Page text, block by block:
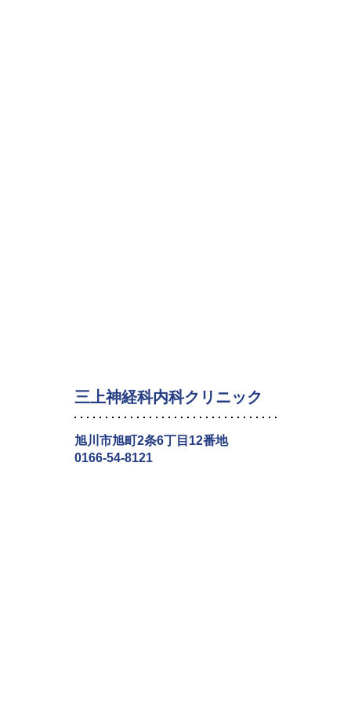
三上神経科内科クリニック
旭川市旭町2条6丁目12番地
0166-54-8121